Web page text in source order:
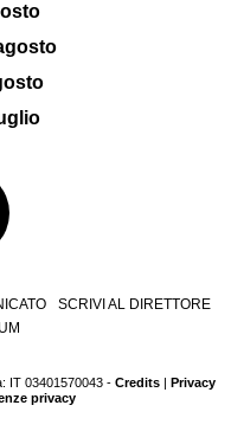
SCRIVI AL DIRETTORE
IT 03401570043 - Credits | Privacy
privacy